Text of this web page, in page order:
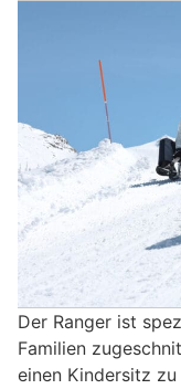
Der Ranger ist
Familien
einen Kindersitz